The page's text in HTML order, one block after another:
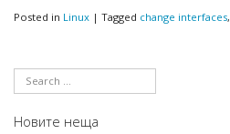
Posted in Linux | Tagged change interfaces,
Новите неща